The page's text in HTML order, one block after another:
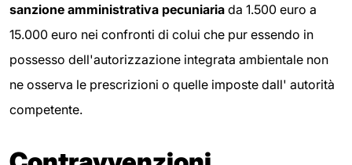
sanzione amministrativa pecuniaria da 1.500 euro a
15.000 euro nei confronti di colui che pur essendo in
possesso dell'autorizzazione integrata ambientale non
ne osserva le prescrizioni o quelle imposte dall' autorità
competente.